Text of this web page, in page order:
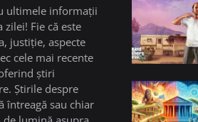
ultimele informații
Fie că este
justiție, aspecte
cele mai recente
știri
Știrile despre
întreagă sau chiar